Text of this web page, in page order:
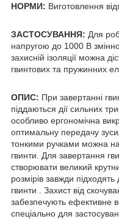
НОРМИ: Виготовлення
ЗАСТОСУВАННЯ: Для
напругою до 1000 В
захисній ізоляції можна
гвинтових та пружинних
ОПИС: При завертанні
піддаються дії сильних
особливо ергономічна
оптимальну передачу
тонкими ручками можна
гвинти. Для завертання
створювати великий
розмірів завжди
гвинти . Захист від
забезпечують ефективне
спеціально для